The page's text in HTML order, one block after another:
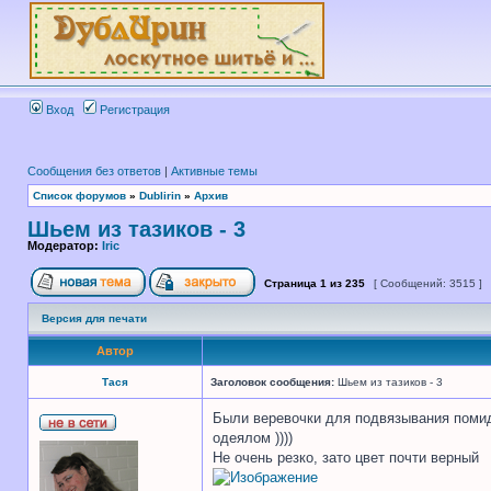
Вход Регистрация
Сообщения без ответов | Активные темы
Список форумов » Dublirin » Архив
Шьем из тазиков - 3
Модератор: Iric
Страница 1 из 235 [ Сообщений: 3515 ]
Версия для печати
Автор
Тася Заголовок сообщения: Шьем из тазиков - 3
Были веревочки для подвязывания
одеялом ))))
Не очень резко, зато цвет почти верный